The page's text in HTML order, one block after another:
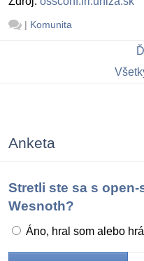
| Komunita
Anketa
Stretli ste sa s
Wesnoth?
Áno, hral som alebo